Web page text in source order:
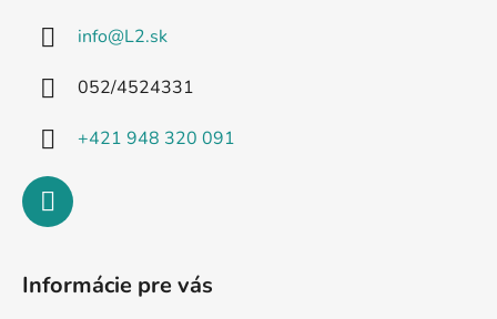
info@L2.sk
052/4524331
+421 948 320 091
Informácie pre vás